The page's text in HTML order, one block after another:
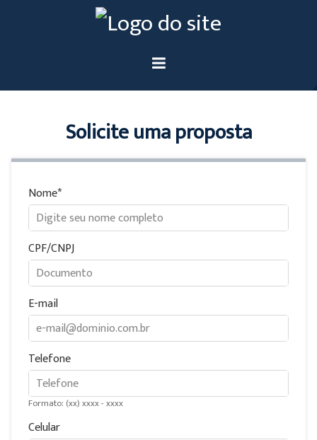
Solicite uma proposta
Nome
CPF/CNPJ
E-mail
Telefone
Formato: (xx) xxxx - xxxx
Celular